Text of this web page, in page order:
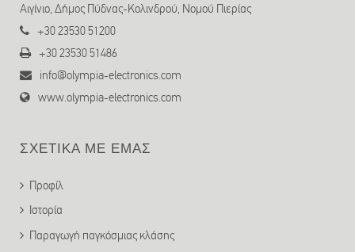
Αιγίνιο, Δήμος Πύδνας-Κολινδρού, Νομού Πιερίας
+30 23530 51200
+30 23530 51486
info@olympia-electronics.com
www.olympia-electronics.com
ΣΧΕΤΙΚΑ ΜΕ ΕΜΑΣ
Προφίλ
Ιστορία
Παραγωγή παγκόσμιας κλάσης